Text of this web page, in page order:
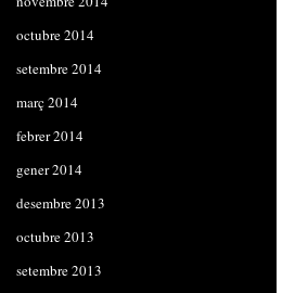
octubre 2014
setembre 2014
març 2014
febrer 2014
gener 2014
desembre 2013
octubre 2013
setembre 2013